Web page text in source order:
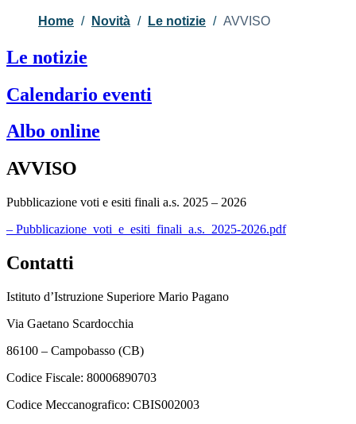
Home Novità Le notizie AVVISO
Le notizie
Calendario eventi
Albo online
AVVISO
Pubblicazione voti e esiti finali a.s. 2025 – 2026
– Pubblicazione_voti_e_esiti_finali_a.s._2025-2026.pdf
Contatti
Istituto d’Istruzione Superiore Mario Pagano
Via Gaetano Scardocchia
86100 – Campobasso (CB)
Codice Fiscale: 80006890703
Codice Meccanografico: CBIS002003